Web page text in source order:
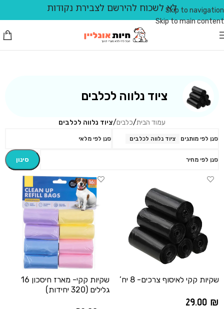
Skip to navigation
Skip to main content
לא לשכוח להירשם לצבירת נקודות
ציוד נלווה לכלבים
עמוד הבית/כלבים/ציוד נלווה לכלבים
סנן לפי מותגים ציוד נלווה לכלבים סנן לפי מלאי
סנן לפי מחיר סינון
שקיות קקי לאיסוף צרכים- 8 יח’
29.00 ₪
שקיות קקי- מארז חיסכון 16
גלילים (320 יחידות)